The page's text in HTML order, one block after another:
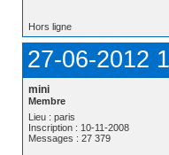
Hors ligne
27-06-2012
mini
Membre
Lieu : paris
Inscription : 10-11-2008
Messages : 27 379